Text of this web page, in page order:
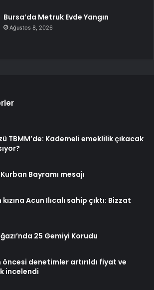
Bursa’da Metruk Evde Yangın
Ağustos 8, 2026
TBMM’de: Kademeli emeklilik çıkacak
Bayramı mesajı
kızına Acun Ilıcalı sahip çıktı: Bizzat
25 Gemiyi Korudu
denetimler artırıldı fiyat ve
incelendi